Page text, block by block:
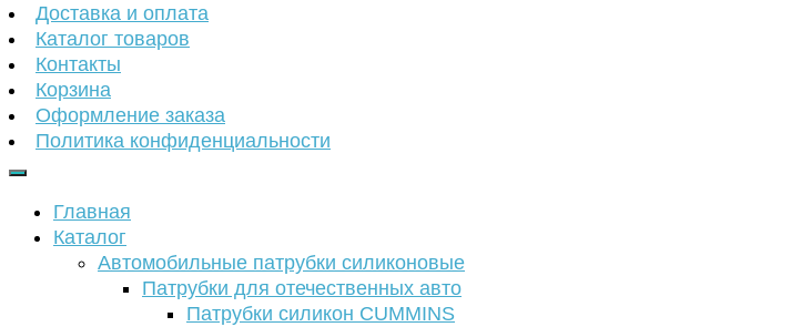
Доставка и оплата
Каталог товаров
Контакты
Корзина
Оформление заказа
Политика конфиденциальности
Главная
Каталог
Автомобильные патрубки силиконовые
Патрубки для отечественных авто
Патрубки силикон CUMMINS